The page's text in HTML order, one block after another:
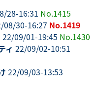
28-16:31 No.1415
08/30-16:27 No.1419
22/09/01-19:45 No.1430
ィ 22/09/02-10:51
22/09/03-13:53